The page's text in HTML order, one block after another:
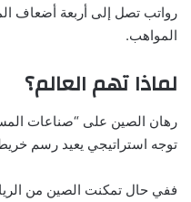
رواتب تصل إلى أربعة أضعاف
المواهب.
لماذا تهم العالم؟
رهان الصين على “صناعات
توجه استراتيجي يعيد رسم
ففي حال تمكنت الصين من